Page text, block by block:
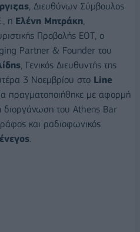
, Διευθύνων Σύμβουλος
η Ελένη Μητράκη,
Προβολής ΕΟΤ, ο
Partner & Founder του
, Γενικός Διευθυντής της
3 Νοεμβρίου στο Line
πραγματοποιήθηκε με αφορμή
του Athens Bar
και ραδιοφωνικός
.